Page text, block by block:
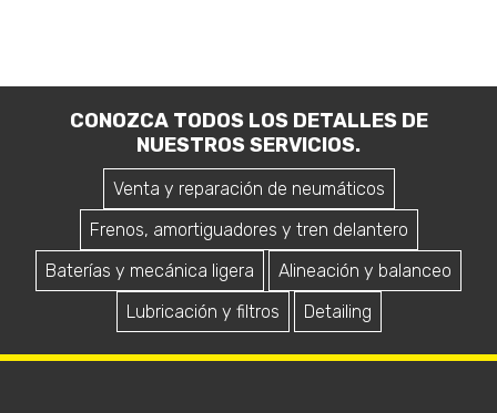
CONOZCA TODOS LOS DETALLES DE
NUESTROS SERVICIOS.
Venta y reparación de neumáticos
Frenos, amortiguadores y tren delantero
Baterías y mecánica ligera
Alineación y balanceo
Lubricación y filtros
Detailing